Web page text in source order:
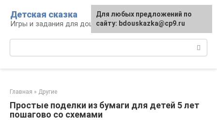
контенту
Детская сказка
Игры и задания для дошкольников
Главная » Другие
Простые поделки из бумаги для детей 5 лет
пошагово со схемами
Для любых предложений по
сайту: bdouskazka@cp9.ru